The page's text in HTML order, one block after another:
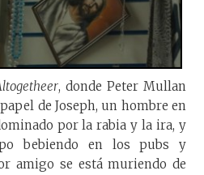
, donde Peter Mullan
de Joseph, un hombre en
por la rabia y la ira, y
bebiendo en los pubs y
amigo se está muriendo de